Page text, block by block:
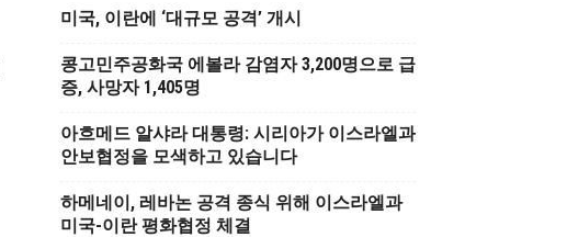
미국, 이란에 ‘대규모 공격’ 개시
콩고민주공화국 에볼라 감염자 3,200명으로 급
증, 사망자 1,405명
아흐메드 알샤라 대통령: 시리아가 이스라엘과
안보협정을 모색하고 있습니다
하메네이, 레바논 공격 종식 위해 이스라엘과
미국-이란 평화협정 체결